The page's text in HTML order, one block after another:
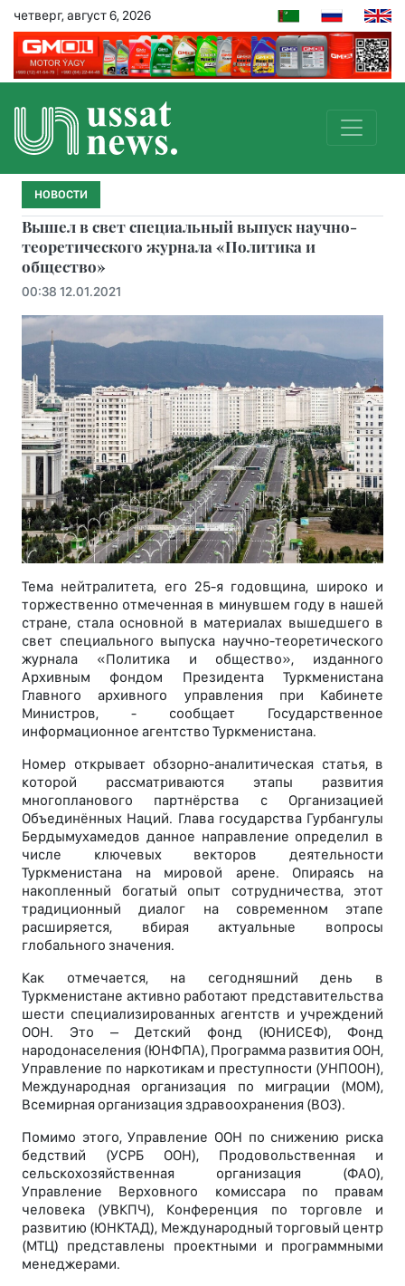
четверг, август 6, 2026
НОВОСТИ
Вышел в свет специальный выпуск научно-
теоретического журнала «Политика и
общество»
00:38 12.01.2021
Тема нейтралитета, его 25-я годовщина, широко и
торжественно отмеченная в минувшем году в нашей
стране, стала основной в материалах вышедшего в
свет специального выпуска научно-теоретического
журнала «Политика и общество», изданного
Архивным фондом Президента Туркменистана
Главного архивного управления при Кабинете
Министров, - сообщает Государственное
информационное агентство Туркменистана.
Номер открывает обзорно-аналитическая статья, в
которой рассматриваются этапы развития
многопланового партнёрства с Организацией
Объединённых Наций. Глава государства Гурбангулы
Бердымухамедов данное направление определил в
числе ключевых векторов деятельности
Туркменистана на мировой арене. Опираясь на
накопленный богатый опыт сотрудничества, этот
традиционный диалог на современном этапе
расширяется, вбирая актуальные вопросы
глобального значения.
Как отмечается, на сегодняшний день в
Туркменистане активно работают представительства
шести специализированных агентств и учреждений
ООН. Это – Детский фонд (ЮНИСЕФ), Фонд
народонаселения (ЮНФПА), Программа развития ООН,
Управление по наркотикам и преступности (УНПООН),
Международная организация по миграции (МОМ),
Всемирная организация здравоохранения (ВОЗ).
Помимо этого, Управление ООН по снижению риска
бедствий (УСРБ ООН), Продовольственная и
сельскохозяйственная организация (ФАО),
Управление Верховного комиссара по правам
человека (УВКПЧ), Конференция по торговле и
развитию (ЮНКТАД), Международный торговый центр
(МТЦ) представлены проектными и программными
менеджерами.